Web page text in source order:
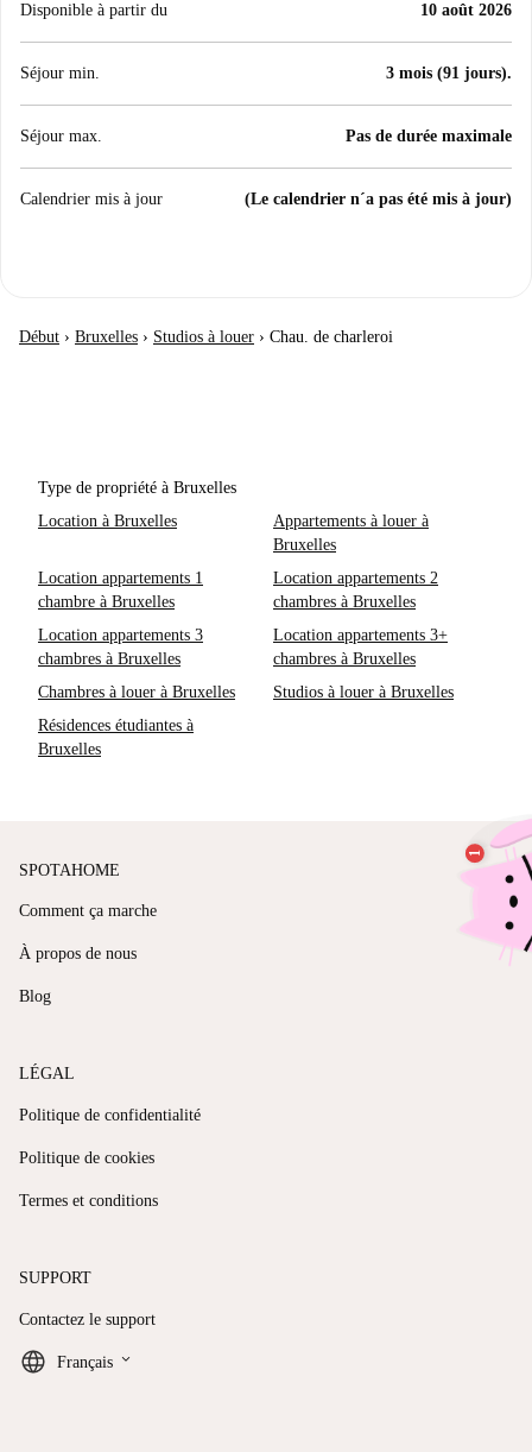
Disponible à partir du 10 août 2026
Séjour min. 3 mois (91 jours).
Séjour max. Pas de durée maximale
Calendrier mis à jour (Le calendrier n´a pas été mis à jour)
Début › Bruxelles › Studios à louer › Chau. de charleroi
Type de propriété à Bruxelles
Location à Bruxelles
Appartements à louer à
Bruxelles
Location appartements 1
chambre à Bruxelles
Location appartements 2
chambres à Bruxelles
Location appartements 3
chambres à Bruxelles
Location appartements 3+
chambres à Bruxelles
Chambres à louer à Bruxelles
Studios à louer à Bruxelles
Résidences étudiantes à
Bruxelles
SPOTAHOME
Comment ça marche
À propos de nous
Blog
LÉGAL
Politique de confidentialité
Politique de cookies
Termes et conditions
SUPPORT
Contactez le support
Français keyboard_arrow_down